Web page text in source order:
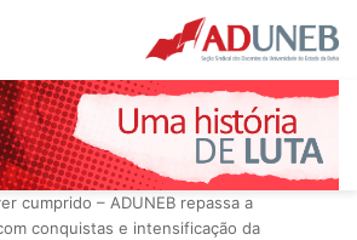
Pesquisar
cumprido – ADUNEB repassa a
conquistas e intensificação da